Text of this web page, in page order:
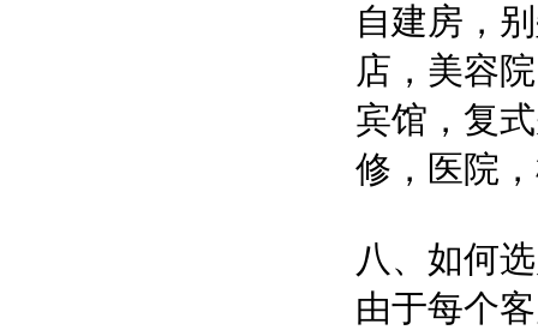
自建房 ，
店，美容
宾馆，复
修，医院
八、如何
由于每个